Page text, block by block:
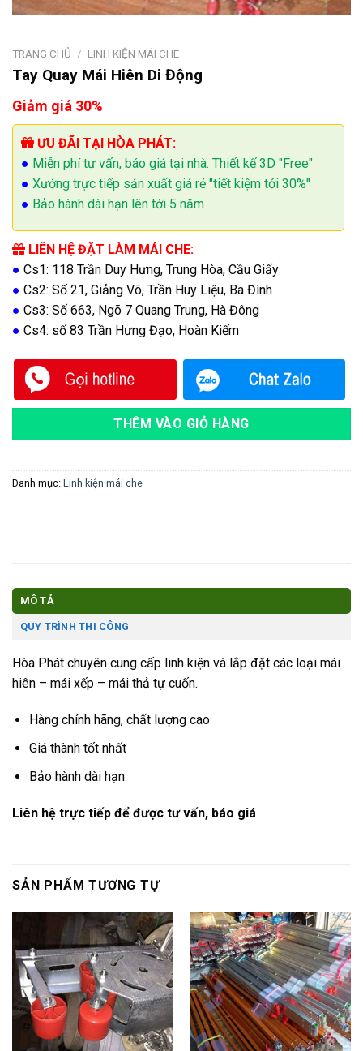
TRANG CHỦ / LINH KIỆN MÁI CHE
Tay Quay Mái Hiên Di Động
Giảm giá 30%
ƯU ĐÃI TẠI HÒA PHÁT:
● Miễn phí tư vấn, báo giá tại nhà. Thiết kế 3D "Free"
● Xưởng trực tiếp sản xuất giá rẻ "tiết kiệm tới 30%"
● Bảo hành dài hạn lên tới 5 năm
LIÊN HỆ ĐẶT LÀM MÁI CHE:
● Cs1: 118 Trần Duy Hưng, Trung Hòa, Cầu Giấy
● Cs2: Số 21, Giảng Võ, Trần Huy Liệu, Ba Đình
● Cs3: Số 663, Ngõ 7 Quang Trung, Hà Đông
● Cs4: số 83 Trần Hưng Đạo, Hoàn Kiếm
THÊM VÀO GIỎ HÀNG
Danh mục: Linh kiện mái che
MÔ TẢ
QUY TRÌNH THI CÔNG
Hòa Phát chuyên cung cấp linh kiện và lắp đặt các loại mái
hiên – mái xếp – mái thả tự cuốn.
Hàng chính hãng, chất lượng cao
Giá thành tốt nhất
Bảo hành dài hạn
Liên hệ trực tiếp để được tư vấn, báo giá
SẢN PHẨM TƯƠNG TỰ